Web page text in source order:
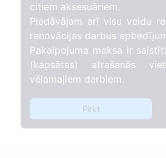
citiem aksesuāriem.
Piedāvājam arī visu veidu
renovācijas darbus
Pakalpojuma maksa ir
(kapsētas) atrašanās
vēlamajiem darbiem.
Pirkt